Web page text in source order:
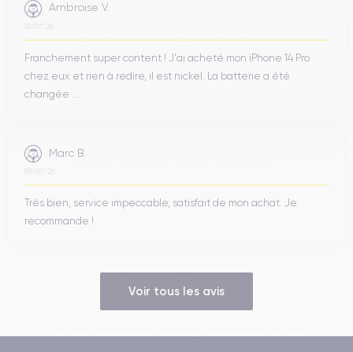
Ambroise V.
10/07/26
Franchement super content ! J'ai acheté mon iPhone 14 Pro
chez eux et rien à redire, il est nickel. La batterie a été
changée ...
Marc B.
09/07/26
Très bien, service impeccable, satisfait de mon achat. Je
recommande !
Voir tous les avis